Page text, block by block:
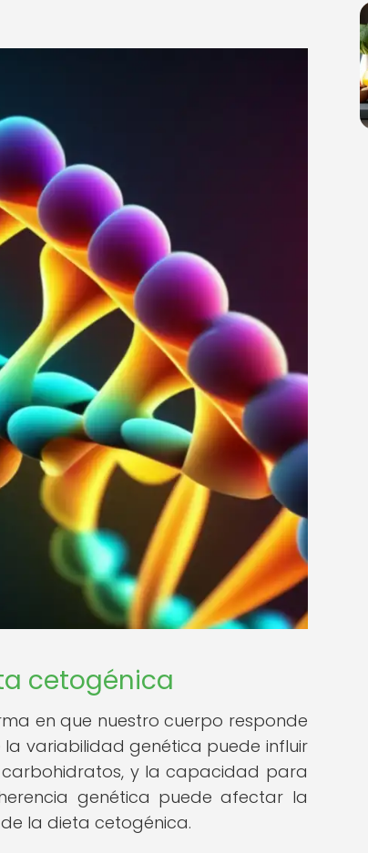
cetogénica
en que nuestro cuerpo responde
variabilidad genética puede influir
y la capacidad para
genética puede afectar la
la dieta cetogénica.